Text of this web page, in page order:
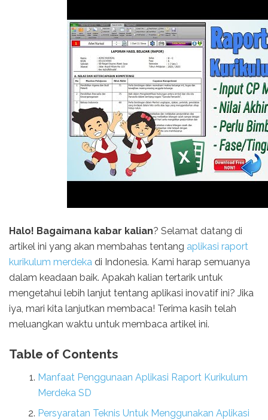
Halo! Bagaimana kabar kalian? Selamat datang di
artikel ini yang akan membahas tentang aplikasi raport
kurikulum merdeka di Indonesia. Kami harap semuanya
dalam keadaan baik. Apakah kalian tertarik untuk
mengetahui lebih lanjut tentang aplikasi inovatif ini? Jika
iya, mari kita lanjutkan membaca! Terima kasih telah
meluangkan waktu untuk membaca artikel ini.
Table of Contents
Manfaat Penggunaan Aplikasi Raport Kurikulum
Merdeka SD
Persyaratan Teknis Untuk Menggunakan Aplikasi